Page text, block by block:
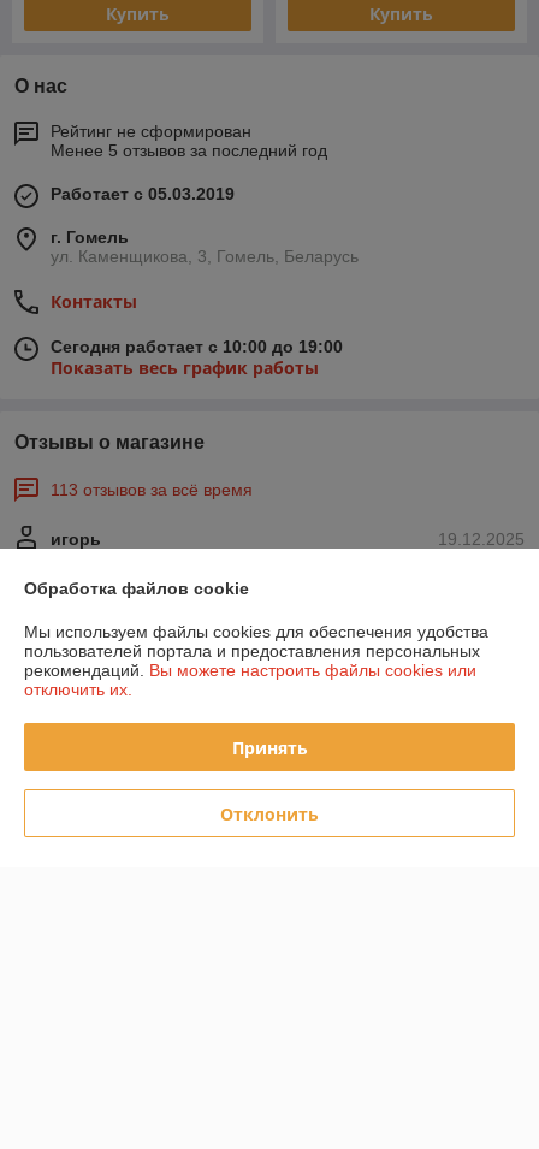
Купить Купить
О нас
Рейтинг не сформирован
Менее 5 отзывов за последний год
Работает с 05.03.2019
г. Гомель
ул. Каменщикова, 3, Гомель, Беларусь
Контакты
Сегодня работает с 10:00 до 19:00
Показать весь график работы
Отзывы о магазине
113 отзывов за всё время
19.12.2025
игорь
12.06.2025
Покупатель
Отлично
Всё на высшем уровне!
Показать все отзывы
Обработка файлов cookie
Мы используем файлы cookies для обеспечения удобства
пользователей портала и предоставления персональных
рекомендаций. Вы можете настроить файлы cookies или
отключить их.
Принять
Отклонить